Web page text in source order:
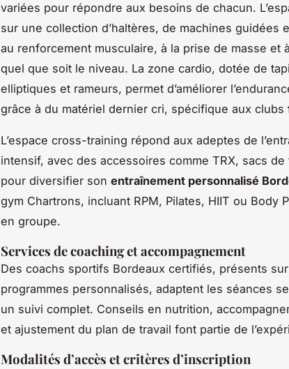
variées pour répondre aux besoins de chacun.
sur une collection d’haltères, de machines guidées
au renforcement musculaire, à la prise de masse et
quel que soit le niveau. La zone cardio, dotée de
elliptiques et rameurs, permet d’améliorer
grâce à du matériel dernier cri, spécifique aux clubs
L’espace cross-training répond aux adeptes de
intensif, avec des accessoires comme TRX, sacs
pour diversifier son entraînement personnalisé
gym Chartrons, incluant RPM, Pilates, HIIT ou Body
en groupe.
Services de coaching et accompagnement
Des coachs sportifs Bordeaux certifiés, présents
programmes personnalisés, adaptent les séances
un suivi complet. Conseils en nutrition,
et ajustement du plan de travail font partie de
Modalités d’accès et critères d’inscription